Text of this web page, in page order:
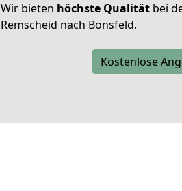
Wir bieten höchste Qualität bei
Remscheid nach Bonsfeld.
Kostenlose